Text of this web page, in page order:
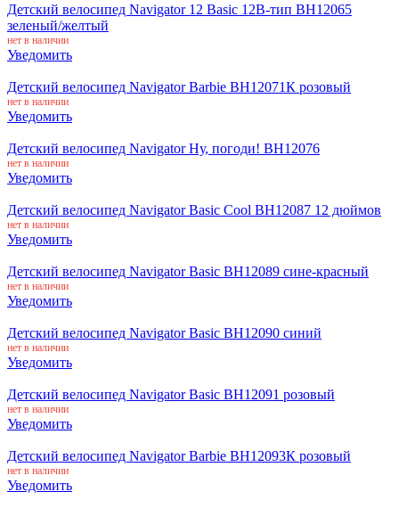
Детский велосипед Navigator 12 Basic 12B-тип ВН12065
зеленый/желтый
нет в наличии
Уведомить
Детский велосипед Navigator Barbie ВН12071К розовый
нет в наличии
Уведомить
Детский велосипед Navigator Ну, погоди! ВН12076
нет в наличии
Уведомить
Детский велосипед Navigator Basic Cool ВН12087 12 дюймов
нет в наличии
Уведомить
Детский велосипед Navigator Basic ВН12089 сине-красный
нет в наличии
Уведомить
Детский велосипед Navigator Basic ВН12090 синий
нет в наличии
Уведомить
Детский велосипед Navigator Basic ВН12091 розовый
нет в наличии
Уведомить
Детский велосипед Navigator Barbie ВН12093К розовый
нет в наличии
Уведомить